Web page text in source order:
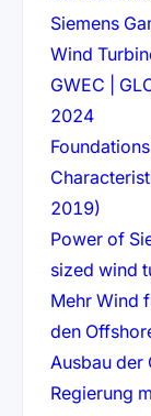
Siemens
Wind
GWEC |
2024(öffnet
2019)
Power of
sized wind
Mehr Wind
den
Ausbau der
Regierung